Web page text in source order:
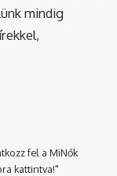
mindig
fel a MiNők
kattintva!"